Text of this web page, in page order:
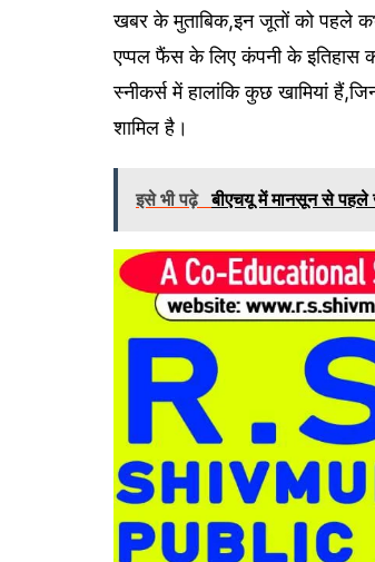
खबर के मुताबिक,इन जूतों को पहले
एप्पल फैंस के लिए कंपनी के इतिहास
स्नीकर्स में हालांकि कुछ खामियां
शामिल है।
इसे भी पढ़े बीएचयू में मानसून से पहले